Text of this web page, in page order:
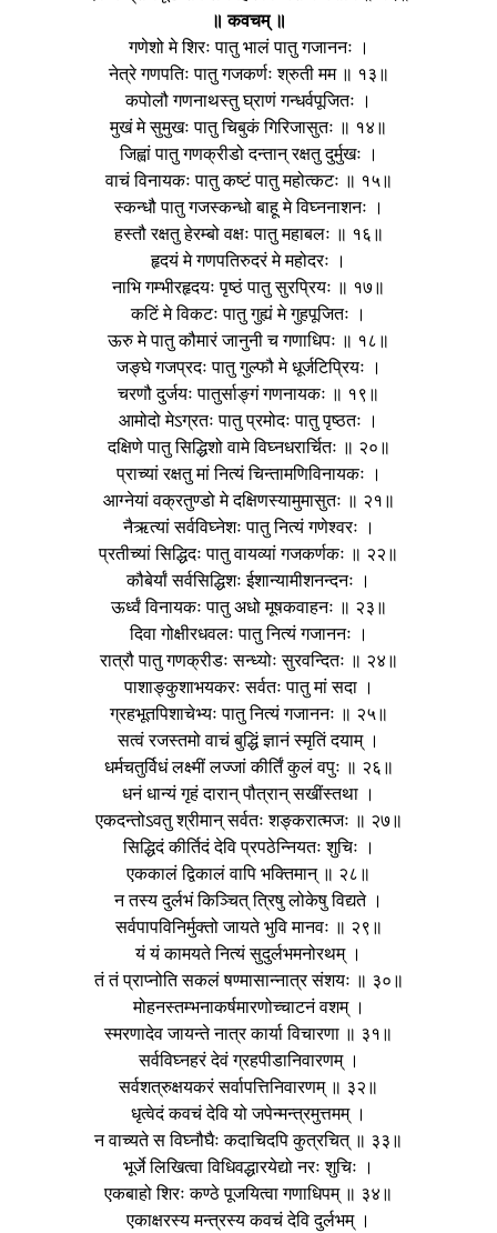
॥ कवचम् ॥
गणेशो मे शिरः पातु भालं पातु गजाननः ।
नेत्रे गणपतिः पातु गजकर्णः श्रुती मम ॥ १३॥
कपोलौ गणनाथस्तु घ्राणं गन्धर्वपूजितः ।
मुखं मे सुमुखः पातु चिबुकं गिरिजासुतः ॥ १४॥
जिह्वां पातु गणक्रीडो दन्तान् रक्षतु दुर्मुखः ।
वाचं विनायकः पातु कष्टं पातु महोत्कटः ॥ १५॥
स्कन्धौ पातु गजस्कन्धो बाहू मे विघ्ननाशनः ।
हस्तौ रक्षतु हेरम्बो वक्षः पातु महाबलः ॥ १६॥
हृदयं मे गणपतिरुदरं मे महोदरः ।
नाभि गम्भीरहृदयः पृष्ठं पातु सुरप्रियः ॥ १७॥
कटिं मे विकटः पातु गुह्यं मे गुहपूजितः ।
ऊरु मे पातु कौमारं जानुनी च गणाधिपः ॥ १८॥
जङ्घे गजप्रदः पातु गुल्फौ मे धूर्जटिप्रियः ।
चरणौ दुर्जयः पातुर्साङ्गं गणनायकः ॥ १९॥
आमोदो मेऽग्रतः पातु प्रमोदः पातु पृष्ठतः ।
दक्षिणे पातु सिद्धिशो वामे विघ्नधरार्चितः ॥ २०॥
प्राच्यां रक्षतु मां नित्यं चिन्तामणिविनायकः ।
आग्नेयां वक्रतुण्डो मे दक्षिणस्यामुमासुतः ॥ २१॥
नैऋत्यां सर्वविघ्नेशः पातु नित्यं गणेश्वरः ।
प्रतीच्यां सिद्धिदः पातु वायव्यां गजकर्णकः ॥ २२॥
कौबेर्यां सर्वसिद्धिशः ईशान्यामीशनन्दनः ।
ऊर्ध्वं विनायकः पातु अधो मूषकवाहनः ॥ २३॥
दिवा गोक्षीरधवलः पातु नित्यं गजाननः ।
रात्रौ पातु गणक्रीडः सन्ध्योः सुरवन्दितः ॥ २४॥
पाशाङ्कुशाभयकरः सर्वतः पातु मां सदा ।
ग्रहभूतपिशाचेभ्यः पातु नित्यं गजाननः ॥ २५॥
सत्वं रजस्तमो वाचं बुद्धिं ज्ञानं स्मृतिं दयाम् ।
धर्मचतुर्विधं लक्ष्मीं लज्जां कीर्तिं कुलं वपुः ॥ २६॥
धनं धान्यं गृहं दारान् पौत्रान् सखींस्तथा ।
एकदन्तोऽवतु श्रीमान् सर्वतः शङ्करात्मजः ॥ २७॥
सिद्धिदं कीर्तिदं देवि प्रपठेन्नियतः शुचिः ।
एककालं द्विकालं वापि भक्तिमान् ॥ २८॥
न तस्य दुर्लभं किञ्चित् त्रिषु लोकेषु विद्यते ।
सर्वपापविनिर्मुक्तो जायते भुवि मानवः ॥ २९॥
यं यं कामयते नित्यं सुदुर्लभमनोरथम् ।
तं तं प्राप्नोति सकलं षण्मासान्नात्र संशयः ॥ ३०॥
मोहनस्तम्भनाकर्षमारणोच्चाटनं वशम् ।
स्मरणादेव जायन्ते नात्र कार्या विचारणा ॥ ३१॥
सर्वविघ्नहरं देवं ग्रहपीडानिवारणम् ।
सर्वशत्रुक्षयकरं सर्वापत्तिनिवारणम् ॥ ३२॥
धृत्वेदं कवचं देवि यो जपेन्मन्त्रमुत्तमम् ।
न वाच्यते स विघ्नौघैः कदाचिदपि कुत्रचित् ॥ ३३॥
भूर्जे लिखित्वा विधिवद्धारयेद्यो नरः शुचिः ।
एकबाहो शिरः कण्ठे पूजयित्वा गणाधिपम् ॥ ३४॥
एकाक्षरस्य मन्त्रस्य कवचं देवि दुर्लभम् ।